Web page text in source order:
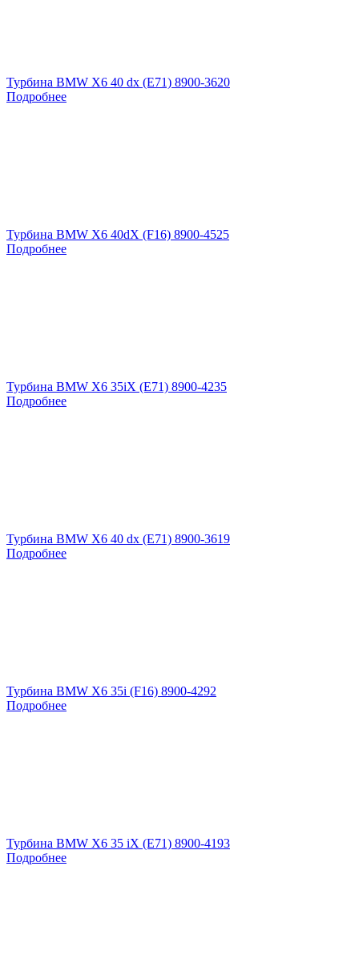
Турбина BMW X6 40 dx (E71) 8900-3620
Подробнее
Турбина BMW X6 40dX (F16) 8900-4525
Подробнее
Турбина BMW X6 35iX (E71) 8900-4235
Подробнее
Турбина BMW X6 40 dx (E71) 8900-3619
Подробнее
Турбина BMW X6 35i (F16) 8900-4292
Подробнее
Турбина BMW X6 35 iX (E71) 8900-4193
Подробнее